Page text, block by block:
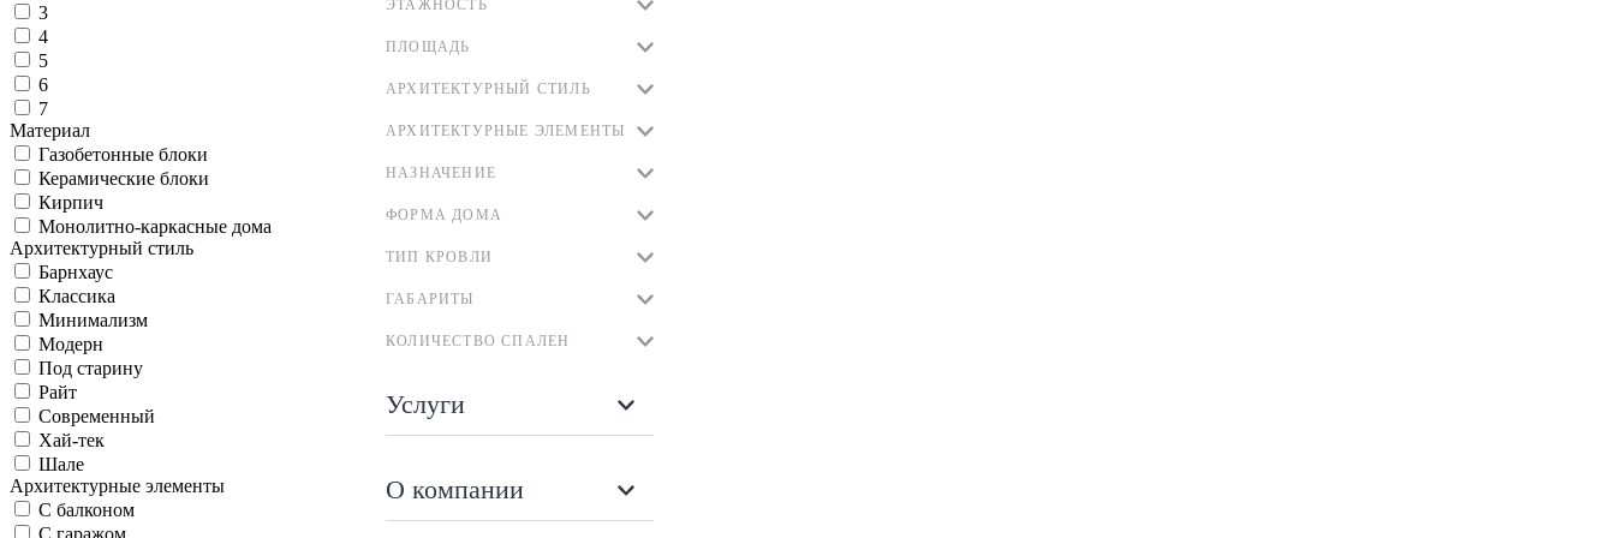
ЭТАЖНОСТЬ
ПЛОЩАДЬ
АРХИТЕКТУРНЫЙ СТИЛЬ
АРХИТЕКТУРНЫЕ ЭЛЕМЕНТЫ
НАЗНАЧЕНИЕ
ФОРМА ДОМА
ТИП КРОВЛИ
ГАБАРИТЫ
КОЛИЧЕСТВО СПАЛЕН
Услуги
О компании
3
4
5
6
7
Материал
Газобетонные блоки
Керамические блоки
Кирпич
Монолитно-каркасные дома
Архитектурный стиль
Барнхаус
Классика
Минимализм
Модерн
Под старину
Райт
Современный
Хай-тек
Шале
Архитектурные элементы
С балконом